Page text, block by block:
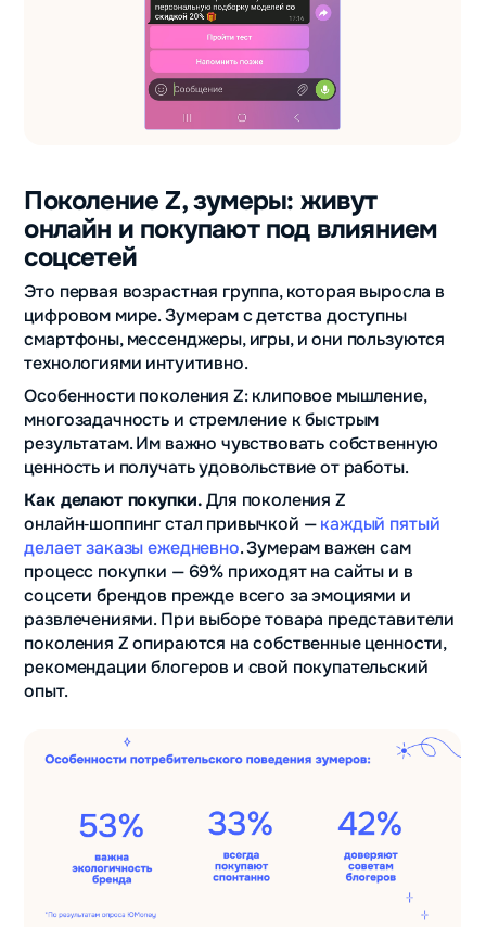
Поколение Z, зумеры: живут
онлайн и покупают под влиянием
соцсетей
Это первая возрастная группа, которая выросла в
цифровом мире. Зумерам с детства доступны
смартфоны, мессенджеры, игры, и они пользуются
технологиями интуитивно.
Особенности поколения Z: клиповое мышление,
многозадачность и стремление к быстрым
результатам. Им важно чувствовать собственную
ценность и получать удовольствие от работы.
Как делают покупки.Для поколения Z
онлайн‑шоппинг стал привычкой —каждый пятый
делает заказы ежедневно. Зумерам важен сам
процесс покупки — 69% приходят на сайты и в
соцсети брендов прежде всего за эмоциями и
развлечениями. При выборе товара представители
поколения Z опираются на собственные ценности,
рекомендации блогеров и свой покупательский
опыт.